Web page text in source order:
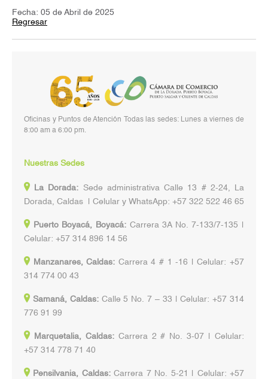
Fecha: 05 de Abril de 2025
Regresar
Oficinas y Puntos de Atención Todas las sedes: Lunes a viernes de
8:00 am a 6:00 pm.
Nuestras Sedes
La Dorada: Sede administrativa Calle 13 # 2-24, La
Dorada, Caldas | Celular y WhatsApp: +57 322 522 46 65
Puerto Boyacá, Boyacá:Carrera 3A No. 7-133/7-135 |
Celular: +57 314 896 14 56
Manzanares, Caldas: Carrera 4 # 1 -16 | Celular: +57
314 774 00 43
Samaná, Caldas: Calle 5 No. 7 – 33 | Celular: +57 314
776 91 99
Marquetalia, Caldas:Carrera 2 # No. 3-07 | Celular:
+57 314 778 71 40
Pensilvania, Caldas:Carrera 7 No. 5-21 | Celular: +57